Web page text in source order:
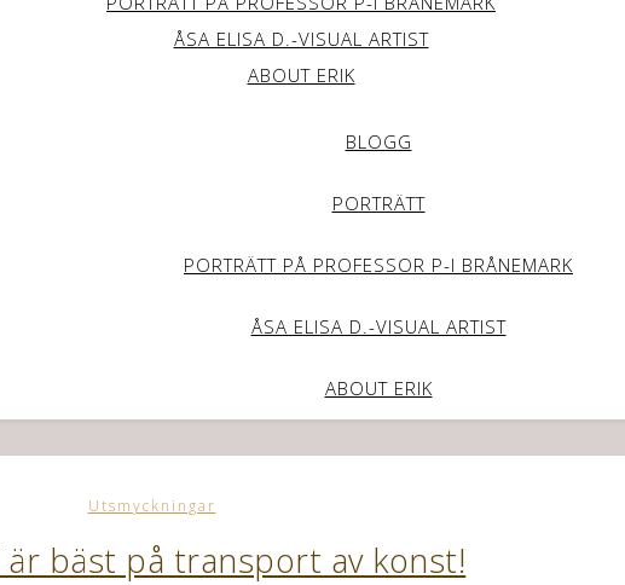
ÅSA ELISA D.-VISUAL ARTIST
ABOUT ERIK
BLOGG
PORTRÄTT
PORTRÄTT PÅ PROFESSOR P-I BRÅNEMARK
ÅSA ELISA D.-VISUAL ARTIST
ABOUT ERIK
Utsmyckningar
är bäst på transport av konst!